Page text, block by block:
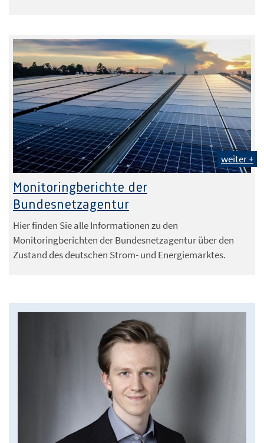
Foto: Eaknarin - stock.adobe.com
weiter +
Monitoringberichte der
Bundesnetzagentur
Hier finden Sie alle Informationen zu den
Monitoringberichten der Bundesnetzagentur über den
Zustand des deutschen Strom- und Energiemarktes.